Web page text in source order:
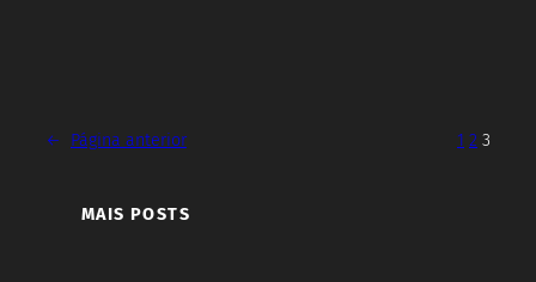
← Página anterior 1 2 3
MAIS POSTS